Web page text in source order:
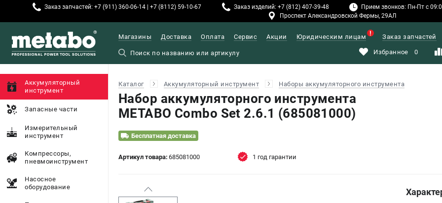
Заказ запчастей: +7 (911) 360-06-14 | +7 (8112) 59-10-67 Заказ изделий: +7 (812) 407-39-48 Прием звонков: Пн-Пт с
Проспект Александровской Фермы, 29АЛ
Магазины Доставка Оплата Сервис Акции Юридическим лицам Заказ запчастей
Избранное 0
Аккумуляторный
инструмент
Запасные части
Измерительный
инструмент
Компрессоры,
пневмоинструмент
Насосное
оборудование
Каталог Аккумуляторный инструмент Наборы аккумуляторного инструмента
Набор аккумуляторного инструмента
METABO Combo Set 2.6.1 (685081000)
Бесплатная доставка
Артикул товара: 685081000 1 год гарантии